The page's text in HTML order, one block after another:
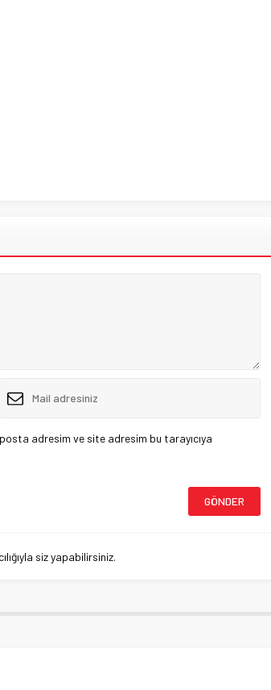
adresim ve site adresim bu tarayıcıya
siz yapabilirsiniz.